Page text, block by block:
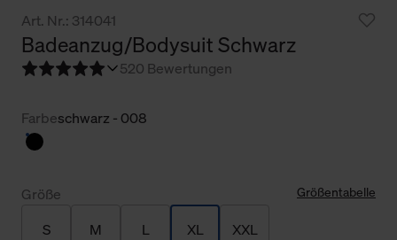
Art. Nr.: 314041
Badeanzug/Bodysuit Schwarz
520 Bewertungen
Farbeschwarz - 008
Größe Größentabelle
S M L XL XXL